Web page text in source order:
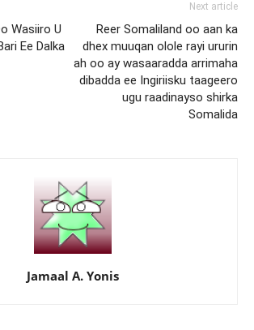
Wasiiro U
Ee Dalka
Next article
Reer Somaliland oo aan ka
dhex muuqan olole rayi ururin
ah oo ay wasaaradda arrimaha
dibadda ee Ingiriisku taageero
ugu raadinayso shirka
Somalida
Jamaal A. Yonis